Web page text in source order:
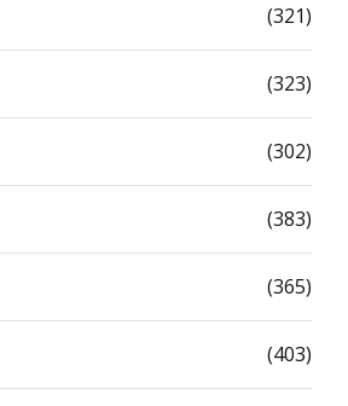
(321)
(323)
(302)
(383)
(365)
(403)